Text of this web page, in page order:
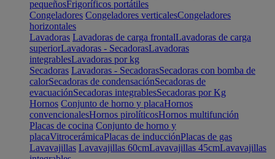
pequeñosFrigoríficos portátiles
Congeladores Congeladores verticalesCongeladores
horizontales
Lavadoras Lavadoras de carga frontalLavadoras de carga
superiorLavadoras - SecadorasLavadoras
integrablesLavadoras por kg
Secadoras Lavadoras - SecadorasSecadoras con bomba de
calorSecadoras de condensaciónSecadoras de
evacuaciónSecadoras integrablesSecadoras por Kg
Hornos Conjunto de horno y placaHornos
convencionalesHornos pirolíticosHornos multifunción
Placas de cocina Conjunto de horno y
placaVitrocerámicaPlacas de inducciónPlacas de gas
Lavavajillas Lavavajillas 60cmLavavajillas 45cmLavavajillas